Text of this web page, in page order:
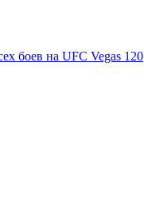
боев на UFC Vegas 120